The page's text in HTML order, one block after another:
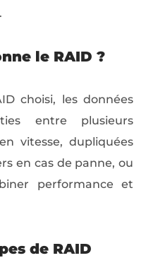
le RAID ?
choisi, les données
entre plusieurs
vitesse, dupliquées
en cas de panne, ou
performance et
de RAID